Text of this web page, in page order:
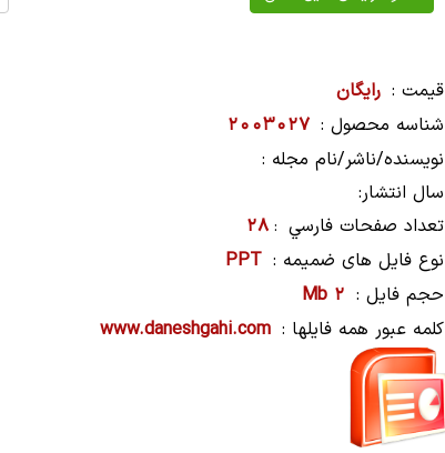
قیمت : رایگان
شناسه محصول : 2003027
نویسنده/ناشر/نام مجله :
سال انتشار:
تعداد صفحات فارسي :
28
نوع فایل های ضمیمه : PPT
حجم فایل : 2 Mb
کلمه عبور همه فایلها : www.daneshgahi.com